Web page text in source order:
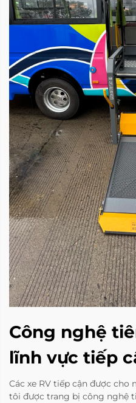
Công nghệ
lĩnh vực tiếp
Các xe RV tiếp cận được
tôi được trang bị công nghệ